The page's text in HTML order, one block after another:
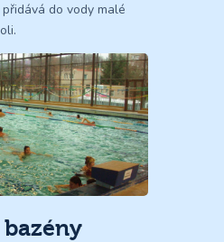
do vody malé